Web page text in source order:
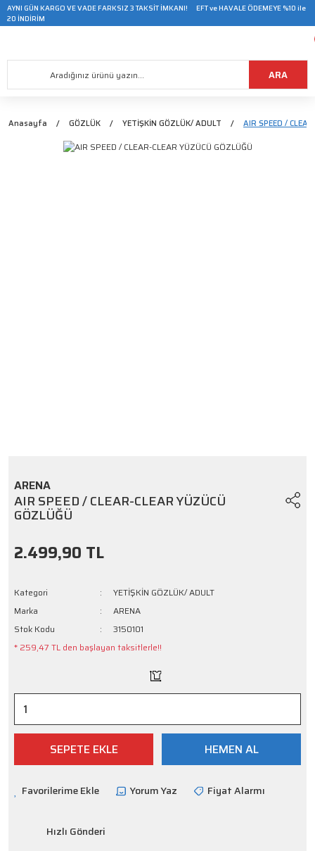
AYNI GÜN KARGO VE VADE FARKSIZ 3 TAKSİT İMKANI! EFT ve HAVALE ÖDEMEYE %10 ile
20 İNDİRİM
ARA
Anasayfa GÖZLÜK YETİŞKİN GÖZLÜK/ ADULT AIR SPEED /
ARENA
AIR SPEED / CLEAR-CLEAR YÜZÜCÜ
GÖZLÜĞÜ
2.499,90 TL
Kategori
YETİŞKİN GÖZLÜK/ ADULT
Marka
ARENA
Stok Kodu
3150101
* 259,47 TL den başlayan taksitlerle!!
SEPETE EKLE HEMEN AL
Yorum Yaz Fiyat Alarmı
Hızlı Gönderi